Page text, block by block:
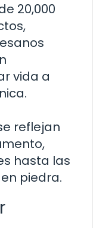
20,000
vida a
reflejan
hasta las
piedra.